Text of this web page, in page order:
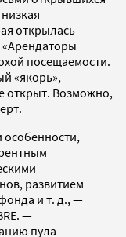
открылась
«Арендаторы
посещаемости.
«якорь»,
открыт. Возможно,
особенности,
развитием
и т. д., —
—
пула